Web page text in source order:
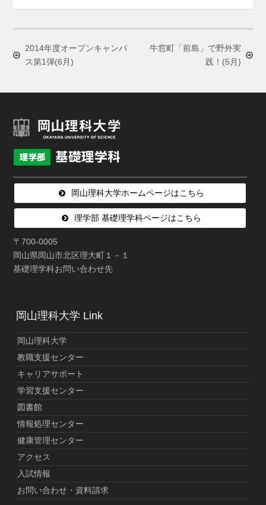
2014年度オープンキャンパ
ス第1弾(6月)
牛窓町「前島」で野外実
践！(5月)
岡山理科大学ホームページはこちら
理学部 基礎理学科ページはこちら
〒700-0005
岡山県岡山市北区理大町１－１
基礎理学科お問い合わせ先
岡山理科大学 Link
岡山理科大学
教職支援センター
キャリアサポート
学習支援センター
図書館
情報処理センター
健康管理センター
アクセス
入試情報
お問い合わせ・資料請求